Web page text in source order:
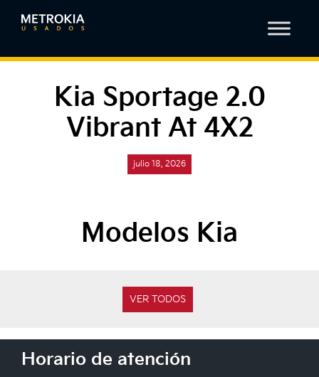
Kia Sportage 2.0
Vibrant At 4X2
julio 18, 2026
Modelos Kia
VER TODOS
Horario de atención